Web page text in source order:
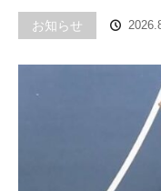
お知らせ